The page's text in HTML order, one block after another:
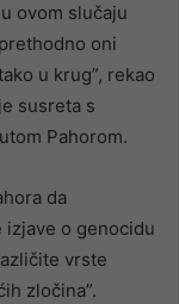
ovom slučaju
oni
u krug”, rekao
susreta s
Pahorom.
da
o genocidu
vrste
zločina”.